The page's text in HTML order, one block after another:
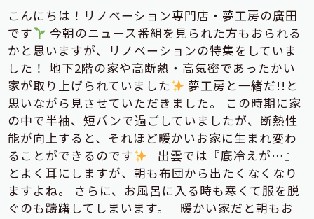
こんにちは！リノベーション専門店・夢工房の廣田
です
今朝のニュース番組を見られた方もおられる
かと思いますが、リノベーションの特集をしていま
した！ 地下2階の家や高断熱・高気密であったかい
家が取り上げられていました
夢工房と一緒だ!!と
思いながら見させていただきました。 この時期に家
の中で半袖、短パンで過ごしていましたが、断熱性
能が向上すると、それほど暖かいお家に生まれ変わ
ることができるのです
出雲では『底冷えが…』
とよく耳にしますが、朝も布団から出たくなくなり
ますよね。 さらに、お風呂に入る時も寒くて服を脱
ぐのも躊躇してしまいます。 暖かい家だと朝もお